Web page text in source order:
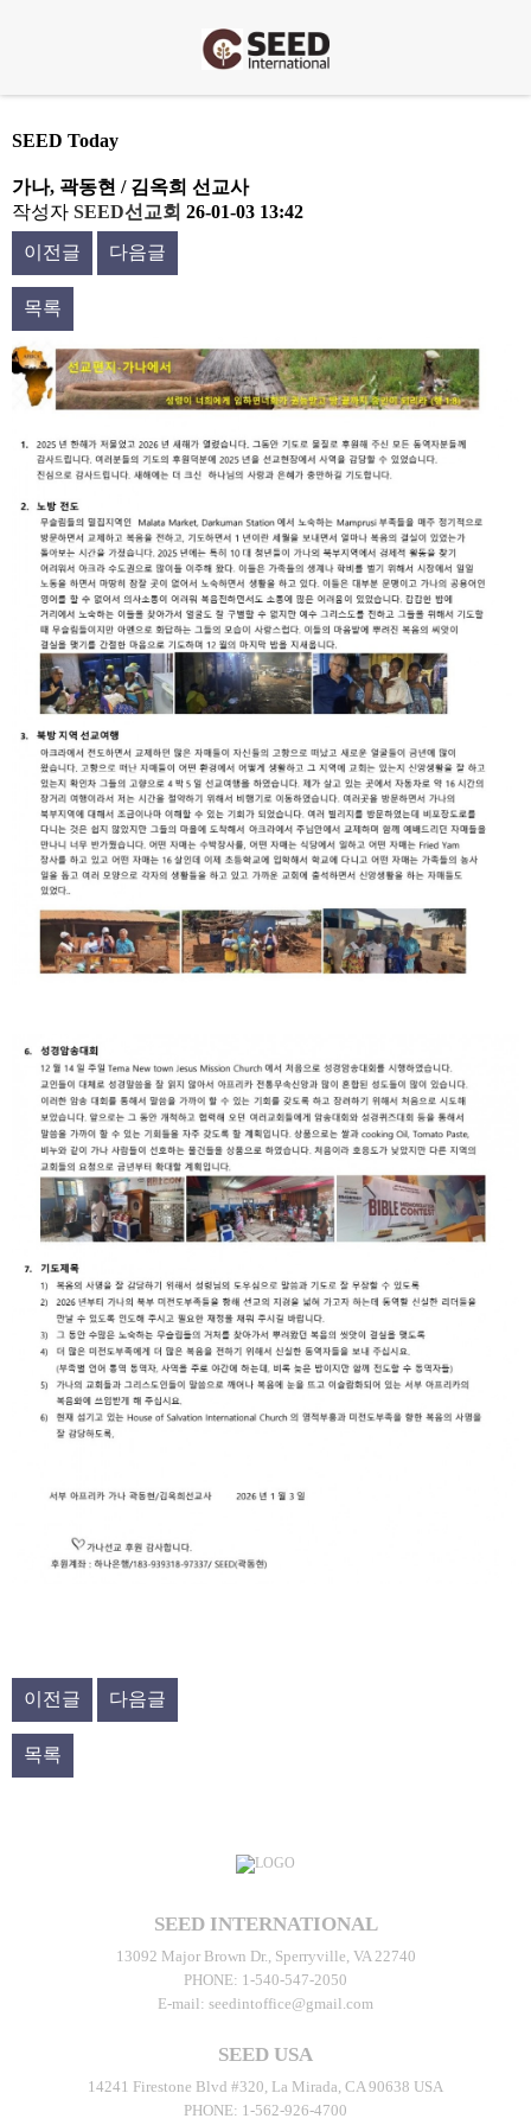
SEED Today
가나, 곽동현 / 김옥희 선교사
작성자 SEED선교회 26-01-03 13:42
이전글
다음글
목록
이전글 다음글
목록
SEED INTERNATIONAL
13092 Major Brown Dr., Sperryville, VA 22740
PHONE: 1-540-547-2050
E-mail: seedintoffice@gmail.com
SEED USA
14241 Firestone Blvd #320, La Mirada, CA 90638 USA
PHONE: 1-562-926-4700